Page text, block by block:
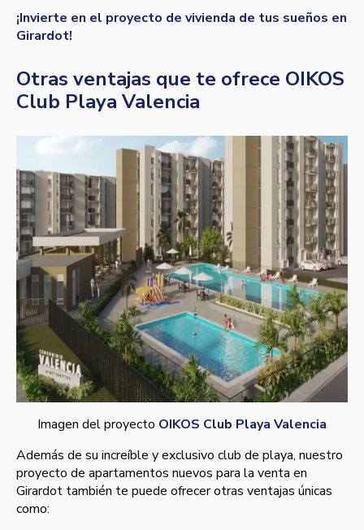
¡Invierte en el proyecto de vivienda de tus sueños en
Girardot!
Otras ventajas que te ofrece OIKOS
Club Playa Valencia
Imagen del proyecto OIKOS Club Playa Valencia
Además de su increíble y exclusivo club de playa, nuestro
proyecto de apartamentos nuevos para la venta en
Girardot también te puede ofrecer otras ventajas únicas
como: